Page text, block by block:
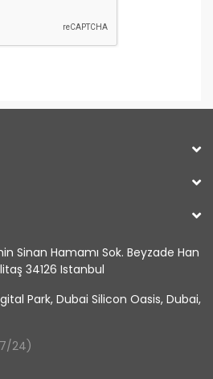
Sinan Hamamı Sok. Beyzade Han
34126 Istanbul
Park, Dubai Silicon Oasis, Dubai,
24)